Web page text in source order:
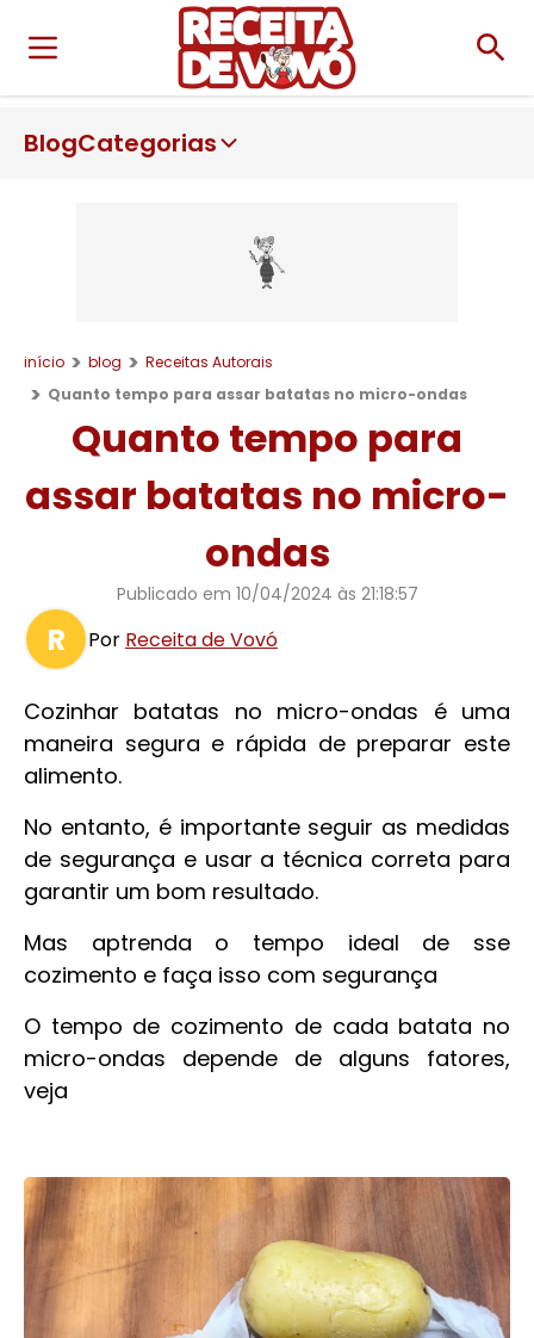
BlogCategorias
início blog
Receitas Autorais
Quanto tempo para assar batatas no micro-ondas
Quanto tempo para
assar batatas no micro-
ondas
Publicado em 10/04/2024 às 21:18:57
R Por Receita de Vovó
Cozinhar batatas no micro-ondas é uma
maneira segura e rápida de preparar este
alimento.
No entanto, é importante seguir as medidas
de segurança e usar a técnica correta para
garantir um bom resultado.
Mas aptrenda o tempo ideal de sse
cozimento e faça isso com segurança
O tempo de cozimento de cada batata no
micro-ondas depende de alguns fatores,
veja